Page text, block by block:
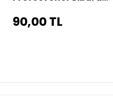
90,00 TL